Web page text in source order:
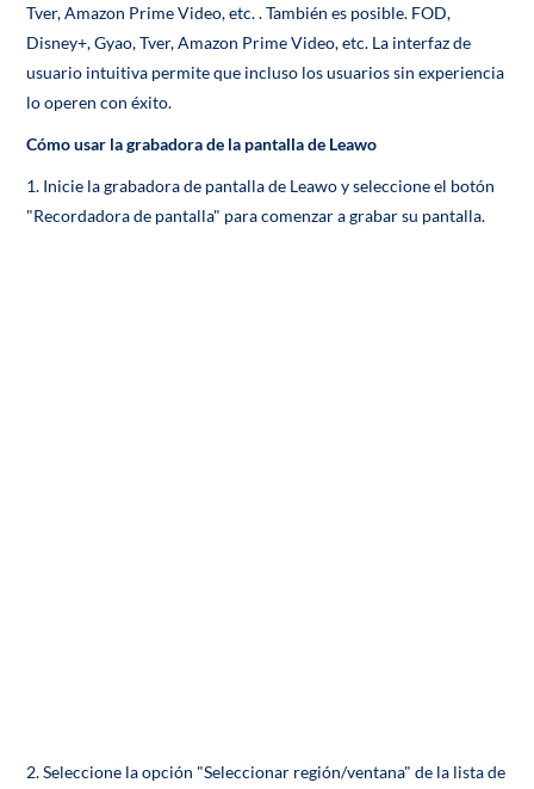
Tver, Amazon Prime Video, etc. . También es posible. FOD,
Disney+, Gyao, Tver, Amazon Prime Video, etc. La interfaz de
usuario intuitiva permite que incluso los usuarios sin experiencia
lo operen con éxito.
Cómo usar la grabadora de la pantalla de Leawo
1. Inicie la grabadora de pantalla de Leawo y seleccione el botón
"Recordadora de pantalla" para comenzar a grabar su pantalla.
2. Seleccione la opción "Seleccionar región/ventana" de la lista de